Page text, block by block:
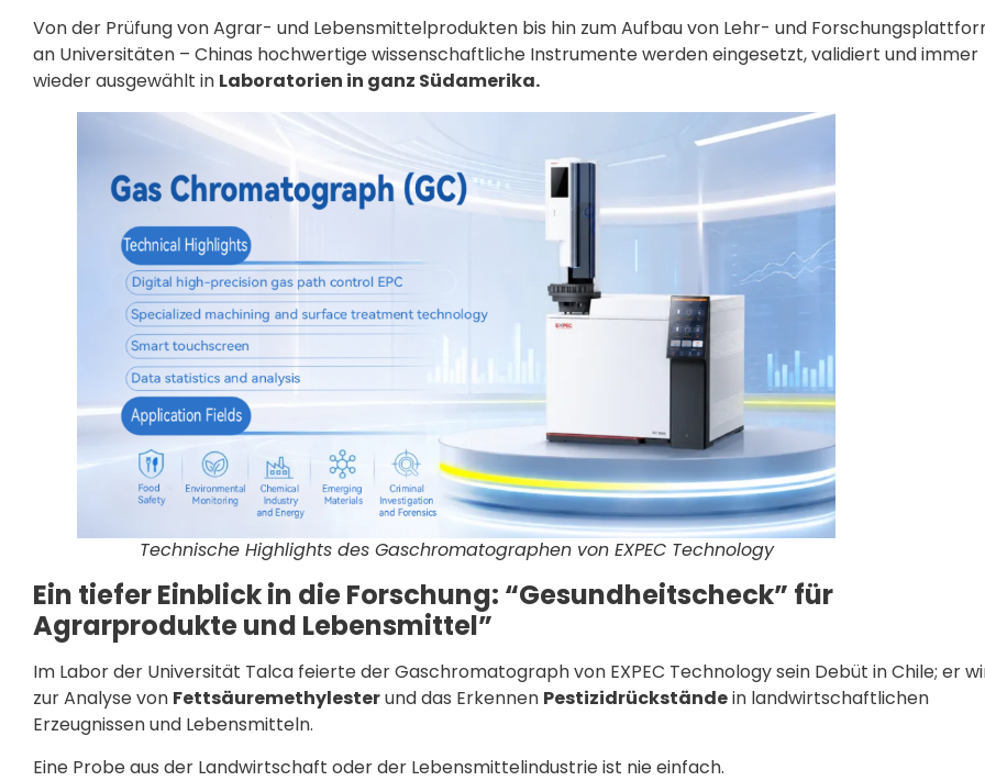
Von der Prüfung von Agrar- und Lebensmittelprodukten bis hin zum Aufbau von Lehr- und
an Universitäten – Chinas hochwertige wissenschaftliche Instrumente werden eingesetzt, validiert und immer
wieder ausgewählt in Laboratorien in ganz Südamerika.
Technische Highlights des Gaschromatographen von EXPEC Technology
Ein tiefer Einblick in die Forschung: “Gesundheitscheck” für
Agrarprodukte und Lebensmittel”
Im Labor der Universität Talca feierte der Gaschromatograph von EXPEC Technology sein Debüt in Chile; er
zur Analyse von Fettsäuremethylesterund das Erkennen Pestizidrückständein landwirtschaftlichen
Erzeugnissen und Lebensmitteln.
Eine Probe aus der Landwirtschaft oder der Lebensmittelindustrie ist nie einfach.